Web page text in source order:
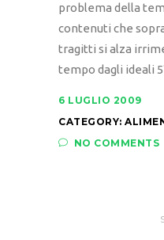
problema della
contenuti che
tragitti si alza
tempo dagli ideali
6 LUGLIO 2009
CATEGORY:
NO COMMENTS